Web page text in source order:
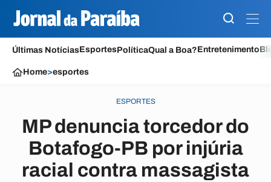
Últimas NotíciasEsportesPolíticaQual a Boa?Entretenimento
Home>esportes
ESPORTES
MP denuncia torcedor do
Botafogo-PB por injúria
racial contra massagista